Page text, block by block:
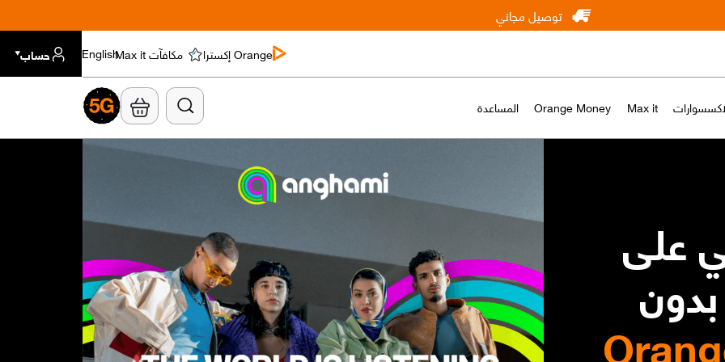
توصيل مجاني
Orange إكسترا مكافآت Max it English حساب
Max it
Orange Money المساعدة
على